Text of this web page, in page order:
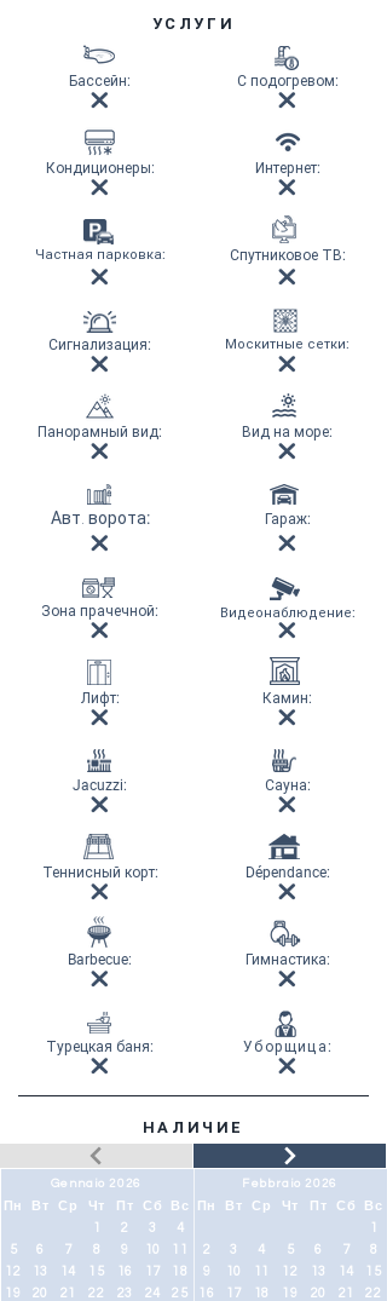
УСЛУГИ
Бассейн:
Кондиционеры:
Частная парковка:
Сигнализация:
Панорамный вид:
Авт. ворота:
Зона прачечной:
Лифт:
Jacuzzi:
Теннисный корт:
Barbecue:
Турецкая баня:
С подогревом:
Интернет:
Спутниковое ТВ:
Москитные сетки:
Вид на море:
Гараж:
Видеонаблюдение:
Камин:
Сауна:
Dépendance:
Гимнастика:
Уборщица:
НАЛИЧИЕ
Gennaio 2026
Пн Вт Ср Чт Пт Сб
Вс
1
2 3
4
5
6 7 8 9 10
11
12
13 14 15 16 17
18
19
20 21 22 23 24
25
Febbraio 2026
Пн Вт Ср Чт Пт Сб
Вс
1
2
3 4 5 6 7
8
9
10 11 12 13 14
15
16
17 18 19 20 21
22